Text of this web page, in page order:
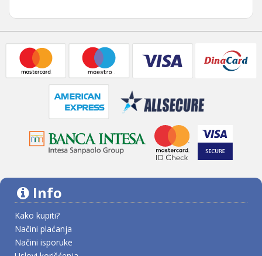
Info
Kako kupiti?
Načini plaćanja
Načini isporuke